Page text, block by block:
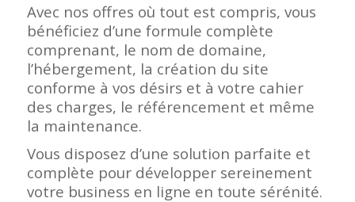
Avec nos offres où tout est compris, vous
bénéficiez d’une formule complète
comprenant, le nom de domaine,
l’hébergement, la création du site
conforme à vos désirs et à votre cahier
des charges, le référencement et même
la maintenance.
Vous disposez d’une solution parfaite et
complète pour développer sereinement
votre business en ligne en toute sérénité.